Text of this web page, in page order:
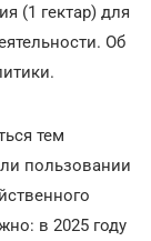
(1 гектар) для
Об
тем
пользовании
в 2025 году